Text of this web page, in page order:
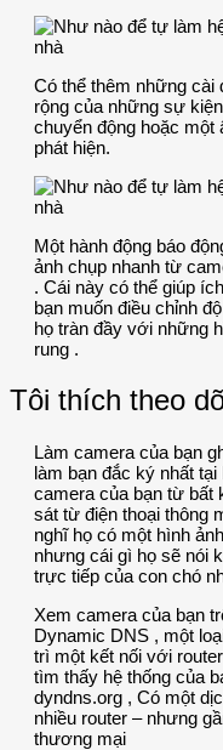
Có thể thêm những cài
rộng của những sự
chuyển động hoặc
phát hiện.
Một hành động báo
ảnh chụp nhanh từ
. Cái này có thể giúp
bạn muốn điều chỉnh
họ tràn đầy với những
rung .
Tôi thích theo
Làm camera của bạn
làm bạn đắc ký nhất
camera của bạn từ bất
sát từ điện thoại thông
nghĩ họ có một hình
nhưng cái gì họ sẽ nói
trực tiếp của con chó
Xem camera của bạn
Dynamic DNS , một
trì một kết nối với
tìm thấy hệ thống của
dyndns.org , Có một
nhiều router – nhưng
thương mại